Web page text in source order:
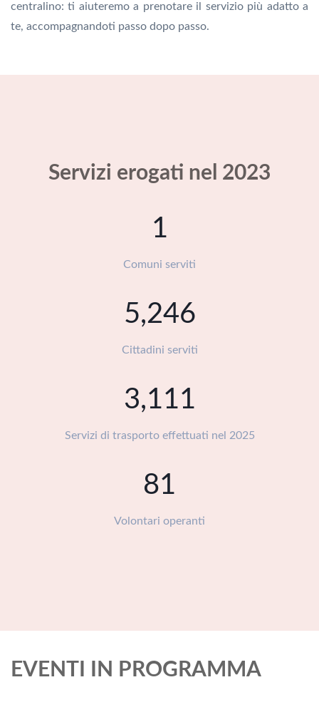
centralino: ti aiuteremo a prenotare il servizio più adatto a
te, accompagnandoti passo dopo passo.
Servizi erogati nel 2023
1
Comuni serviti
5,904
Cittadini serviti
3,501
Servizi di trasporto effettuati nel 2025
91
Volontari operanti
EVENTI IN PROGRAMMA